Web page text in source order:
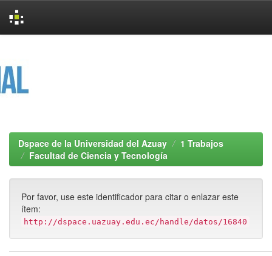
Dspace de la Universidad del Azuay
1 Trabajos
Facultad de Ciencia y Tecnología
Por favor, use este identificador para citar o enlazar este
ítem:
http://dspace.uazuay.edu.ec/handle/datos/16840